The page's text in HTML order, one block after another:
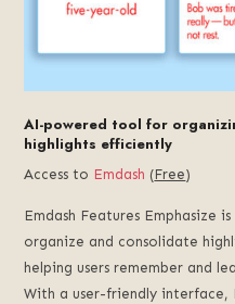
del
AI-powered tool for
highlights efficiently
Access to Emdash (Free)
Emdash Features Emphasize
organize and consolidate
helping users remember and
With a user-friendly interface,